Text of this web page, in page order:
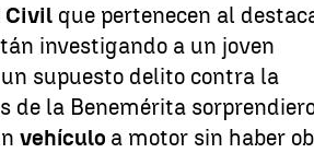
Civil que pertenecen al
investigando a un joven
supuesto delito contra la
de la Benemérita
vehículo a motor sin haber